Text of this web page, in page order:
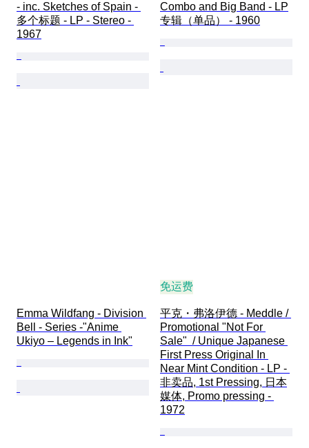
- inc. Sketches of Spain -
多个标题 - LP - Stereo -
1967
Combo and Big Band - LP
专辑（单品） - 1960
Emma Wildfang - Division
Bell - Series -"Anime
Ukiyo – Legends in Ink"
免运费
平克・弗洛伊德 - Meddle /
Promotional "Not For
Sale"  / Unique Japanese
First Press Original In
Near Mint Condition - LP -
非卖品, 1st Pressing, 日本
媒体, Promo pressing -
1972